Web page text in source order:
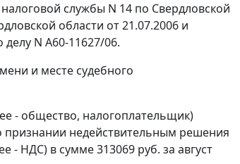
службы N 14 по Свердловской
области от 21.07.2006 и
N А60-11627/06.
и месте судебного
- общество, налогоплательщик)
признании недействительным решения
- НДС) в сумме 313069 руб. за август